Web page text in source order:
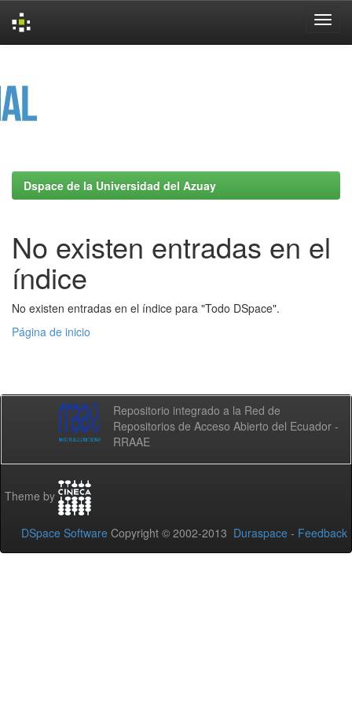
Dspace de la Universidad del Azuay
No existen entradas en el
índice
No existen entradas en el índice para "Todo DSpace".
Página de inicio
Repositorio integrado a la Red de
Repositorios de Acceso Abierto del Ecuador -
RRAAE
Theme by
DSpace Software Copyright © 2002-2013 Duraspace - Feedback